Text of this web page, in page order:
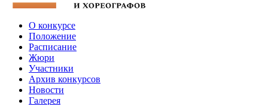
О конкурсе
Положение
Расписание
Жюри
Участники
Архив конкурсов
Новости
Галерея